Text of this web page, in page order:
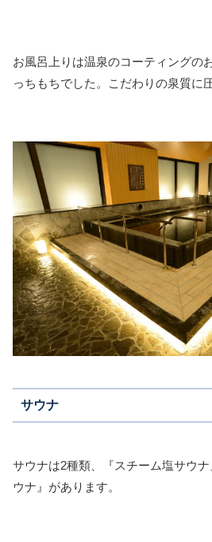
お風呂上りは温泉のコーティングの
っちもちでした。こだわりの泉質に
サウナ
サウナは2種類、『スチーム塩サウ
ウナ』があります。